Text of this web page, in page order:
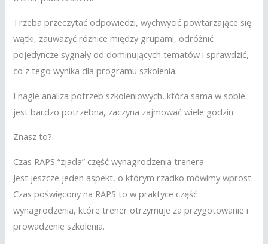
Trzeba przeczytać odpowiedzi, wychwycić powtarzające się
wątki, zauważyć różnice między grupami, odróżnić
pojedyncze sygnały od dominujących tematów i sprawdzić,
co z tego wynika dla programu szkolenia.
I nagle analiza potrzeb szkoleniowych, która sama w sobie
jest bardzo potrzebna, zaczyna zajmować wiele godzin.
Znasz to?
Czas RAPS “zjada” część wynagrodzenia trenera
Jest jeszcze jeden aspekt, o którym rzadko mówimy wprost.
Czas poświęcony na RAPS to w praktyce część
wynagrodzenia, które trener otrzymuje za przygotowanie i
prowadzenie szkolenia.